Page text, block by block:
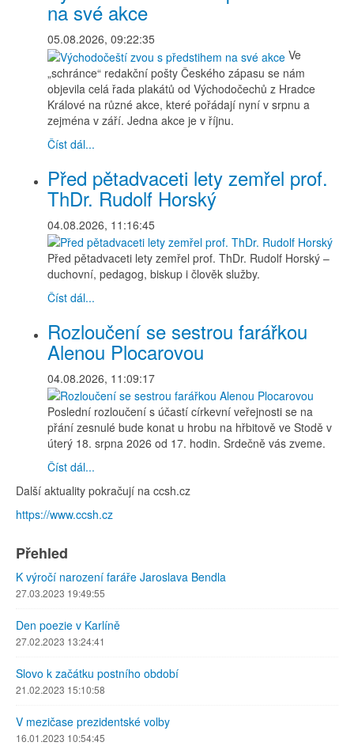
na své akce
05.08.2026, 09:22:35
Ve
„schránce“ redakční pošty Českého zápasu se nám
objevila celá řada plakátů od Východočechů z Hradce
Králové na různé akce, které pořádají nyní v srpnu a
zejména v září. Jedna akce je v říjnu.
Číst dál...
Před pětadvaceti lety zemřel prof.
ThDr. Rudolf Horský
04.08.2026, 11:16:45
Před pětadvaceti lety zemřel prof. ThDr. Rudolf Horský –
duchovní, pedagog, biskup i člověk služby.
Číst dál...
Rozloučení se sestrou farářkou
Alenou Plocarovou
04.08.2026, 11:09:17
Poslední rozloučení s účastí církevní veřejnosti se na
přání zesnulé bude konat u hrobu na hřbitově ve Stodě v
úterý 18. srpna 2026 od 17. hodin. Srdečně vás zveme.
Číst dál...
Další aktuality pokračují na ccsh.cz
https://www.ccsh.cz
Přehled
K výročí narození faráře Jaroslava Bendla
27.03.2023 19:49:55
Den poezie v Karlíně
27.02.2023 13:24:41
Slovo k začátku postního období
21.02.2023 15:10:58
V mezičase prezidentské volby
16.01.2023 10:54:45